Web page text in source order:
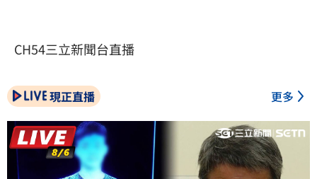
CH54三立新聞台直播
現正直播 更多